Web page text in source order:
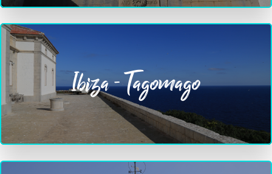
Ibiza - Tagomago